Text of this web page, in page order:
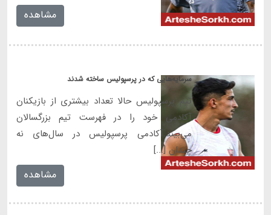
مشاهده
سرمایه‌هایی که در پرسپولیس ساخته شدند
تیم پرسپولیس حالا تعداد بیشتری از بازیکنان
آکادمی خود را در فهرست تیم بزرگسالان
می‌بیند.آکادمی پرسپولیس در سال‌های نه
چندان [...]
مشاهده